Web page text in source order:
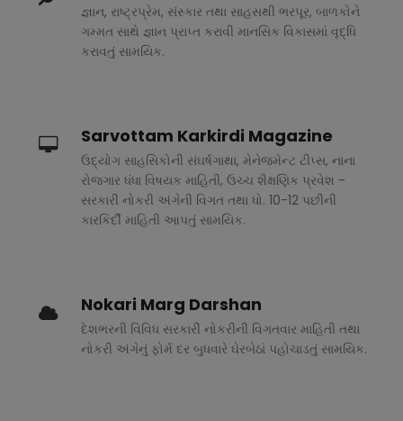
જ્ઞાન, રાષ્ટ્રપ્રેમ, સંસ્કાર તથા સાહસથી ભરપૂર, બાળકોને
ગમ્મત સાથે જ્ઞાન પ્રાપ્ત કરાવી માનસિક વિકાસમાં વૃદ્ધિ
કરાવતું સામયિક.
Sarvottam Karkirdi Magazine
ઉદ્યોગ સાહસિકોની સંઘર્ષગાથા, મેનેજમેન્ટ ટીપ્સ, નાના
રોજગાર ધંધા વિષયક માહિતી, ઉચ્ચ શૈક્ષણિક પ્રવેશ -
સરકારી નોકરી અંગેની વિગત તથા ધો. 10-12 પછીની
કારકિર્દી માહિતી આપતું સામયિક.
Nokari Marg Darshan
દેશભરની વિવિધ સરકારી નોકરીની વિગતવાર માહિતી તથા
નોકરી અંગેનું ફોર્મ દર બુધવારે ઘેરબેઠાં પહોચાડતું સામયિક.